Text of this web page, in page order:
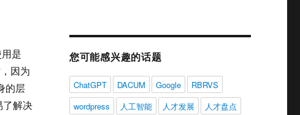
是
因为
的层
了解决
您可能感兴趣的话题
ChatGPT DACUM Google
RBRVS
wordpress
人工智能 人才发展
人才盘点